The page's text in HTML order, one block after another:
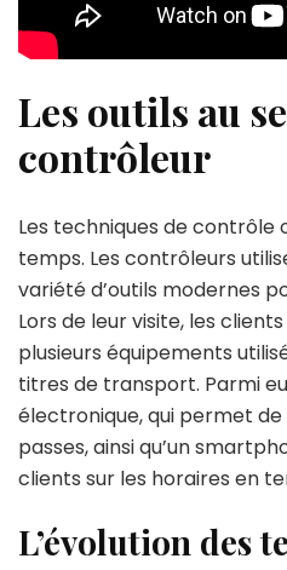
Les outils au
contrôleur
Les techniques de contrôle
temps. Les contrôleurs
variété d’outils modernes
Lors de leur visite, les
plusieurs équipements
titres de transport. Parmi
électronique, qui permet
passes, ainsi qu’un
clients sur les horaires en
L’évolution des